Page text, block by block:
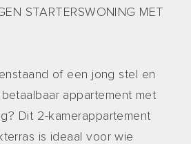
STARTERSWONING MET
of een jong stel en
appartement met
Dit 2-kamerappartement
is ideaal voor wie